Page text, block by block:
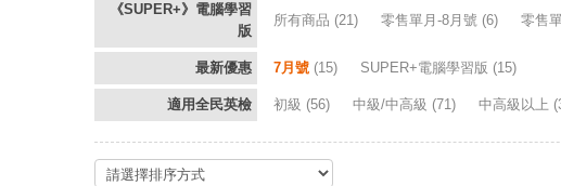
《SUPER+》電腦學習
版
所有商品 (21) 零售單月-8月號 (6) 零售
最新優惠 7月號 (15) SUPER+電腦學習版 (15)
適用全民英檢 初級 (56) 中級/中高級 (71) 中高級以上